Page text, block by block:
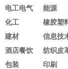
电工电气
能源
化工
橡胶塑
建材
信息技
酒店餐饮
纺织皮
包装
印刷